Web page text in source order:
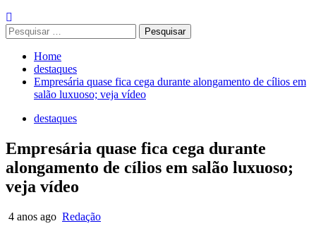
Pesquisar
por:
Home
destaques
Empresária quase fica cega durante alongamento de cílios em
salão luxuoso; veja vídeo
destaques
Empresária quase fica cega durante
alongamento de cílios em salão luxuoso;
veja vídeo
4 anos ago Redação